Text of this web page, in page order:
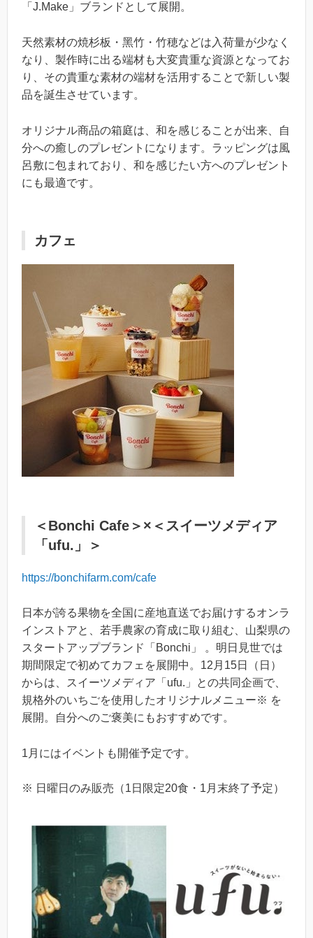
「J.Make」ブランドとして展開。
天然素材の焼杉板・⿊⽵・⽵穂などは⼊荷量が少なく
なり、製作時に出る端材も大変貴重な資源となってお
り、その貴重な素材の端材を活用することで新しい製
品を誕生させています。
オリジナル商品の箱庭は、和を感じることが出来、自
分への癒しのプレゼントになります。ラッピングは風
呂敷に包まれており、和を感じたい方へのプレゼント
にも最適です。
カフェ
＜Bonchi Cafe＞×＜スイーツメディア
「ufu.」＞
https://bonchifarm.com/cafe
日本が誇る果物を全国に産地直送でお届けするオンラ
インストアと、若手農家の育成に取り組む、山梨県の
スタートアップブランド「Bonchi」 。明日見世では
期間限定で初めてカフェを展開中。12月15日（日）
からは、スイーツメディア「ufu.」との共同企画で、
規格外のいちごを使用したオリジナルメニュー※ を
展開。自分へのご褒美にもおすすめです。
1月にはイベントも開催予定です。
※ 日曜日のみ販売（1日限定20食・1月末終了予定）